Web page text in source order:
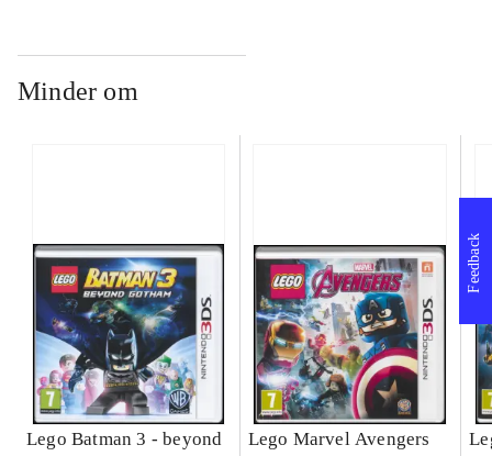
Minder om
Lego Batman 3 - beyond
Lego Marvel Avengers
Feedback